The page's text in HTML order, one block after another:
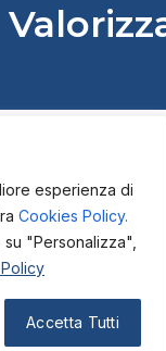
esperienza di
Cookies Policy.
"Personalizza",
Accetta Tutti
Cluster